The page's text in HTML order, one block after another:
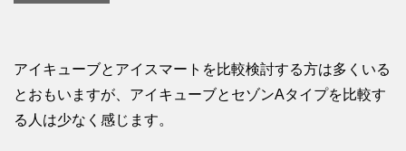
アイキューブとアイスマートを比較検討する方は多くいる
とおもいますが、アイキューブとセゾンAタイプを比較す
る人は少なく感じます。